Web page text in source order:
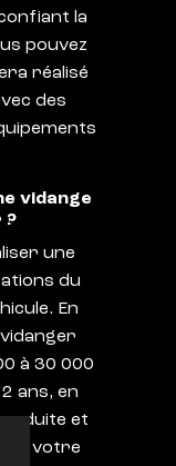
la
pouvez
réalisé
des
vidange
?
une
du
En
à 30 000
ans, en
et
de votre